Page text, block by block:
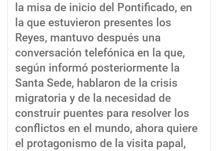
la misa de inicio del Pontificado, en
la que estuvieron presentes los
Reyes, mantuvo después una
conversación telefónica en la que,
según informó posteriormente la
Santa Sede, hablaron de la crisis
migratoria y de la necesidad de
construir puentes para resolver los
conflictos en el mundo, ahora quiere
el protagonismo de la visita papal,